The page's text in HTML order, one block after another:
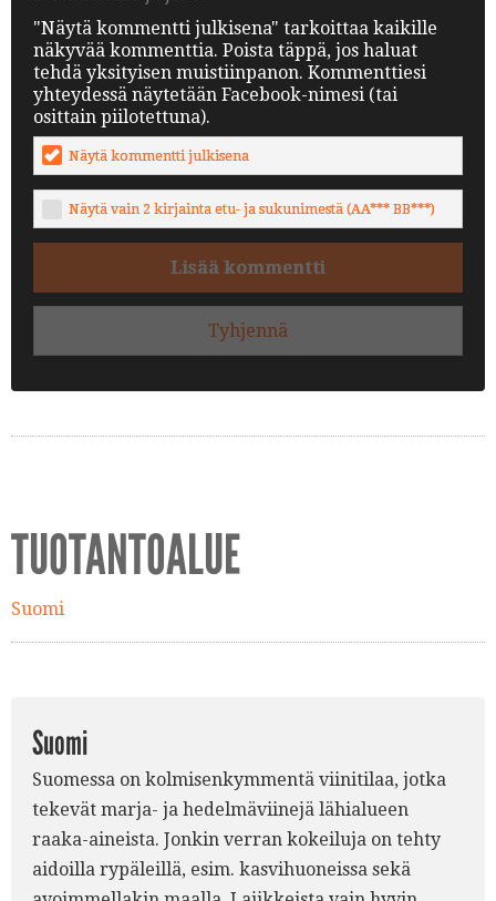
"Näytä kommentti julkisena" tarkoittaa kaikille
näkyvää kommenttia. Poista täppä, jos haluat
tehdä yksityisen muistiinpanon. Kommenttiesi
yhteydessä näytetään Facebook-nimesi (tai
osittain piilotettuna).
Näytä kommentti julkisena
Näytä vain 2 kirjainta etu- ja sukunimestä (AA*** BB***)
Lisää kommentti
Tyhjennä
TUOTANTOALUE
Suomi
Suomi
Suomessa on kolmisenkymmentä viinitilaa, jotka
tekevät marja- ja hedelmäviinejä lähialueen
raaka-aineista. Jonkin verran kokeiluja on tehty
aidoilla rypäleillä, esim. kasvihuoneissa sekä